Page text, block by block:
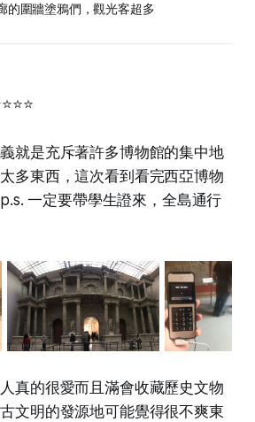
的圍牆塗鴉們，觀光客超多
就是充斥著許多博物館的集中地
多東西，這次看到看完西亞博物
一定要帶學生證來，全島通行
真的很愛而且滿會收藏歷史文物
文明的發源地可能覺得很不爽東